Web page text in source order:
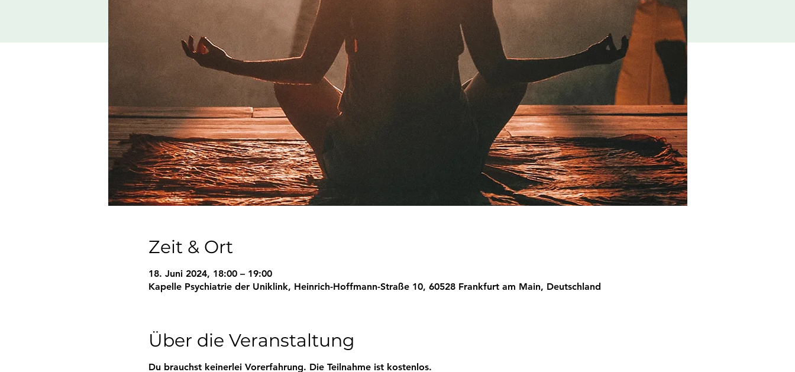
Zeit & Ort
18. Juni 2024, 18:00 – 19:00
Kapelle Psychiatrie der Uniklink, Heinrich-Hoffmann-Straße 10, 60528 Frankfurt am Main, Deutschland
Über die Veranstaltung
Du brauchst keinerlei Vorerfahrung. Die Teilnahme ist kostenlos.